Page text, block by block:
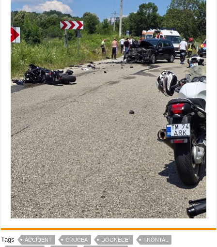
Tags ACCIDENT CRUCEA DOGNECEI
FRONTAL